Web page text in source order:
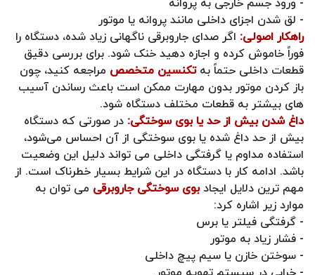
- لق شدن اجزای داخلی مانند پروانه یا موتور
راهکار اصولی: اگر صدای جاروبرقی ناگهانی زیاد شده، دستگاه را
فوراً خاموش کرده و اجازه دهید خنک شود. برای بررسی دقیق
قطعات داخلی حتماً بهتکنسین متخصص مراجعه کنید، چون
باز کردن موتور بدون مهارت ممکن است باعث رساندن آسیب‌
های بیشتر به قطعات مختلف دستگاه شود.
داغ شدن بیش از حد یا بوی سوختگی: در صورتی که دستگاه
بیش از حد داغ شده یا بوی سوختگی از آن احساس می‌شود،
استفاده مداوم یا گرفتگی داخلی می‌ تواند دلیل این وضعیت
باشد. ادامه کار با دستگاه در این شرایط بسیار خطرناک است. از
مهم ترین دلایل ایجادبوی سوختگی جاروبرقی می توان به
موارد زیر اشاره کرد:
- گرفتگی فیلتر یا برس
- فشار زیاد به موتور
- سوختن خازن یا سیم‌ پیچ داخلی